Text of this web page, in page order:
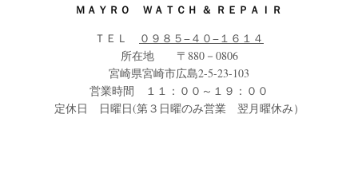
ＭＡＹＲＯ ＷＡＴＣＨ ＆ ＲＥＰＡＩＲ
ＴＥＬ
０９８５−４０−１６１４
所在地 〒880－0806
宮崎県宮崎市広島2-5-23-103
営業時間 １１：００～１９：００
定休日 日曜日(第３日曜のみ営業 翌月曜休み）